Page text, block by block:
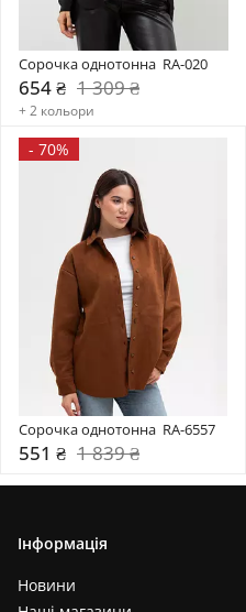
Сорочка однотонна  RA-020
654 ₴ 1 309 ₴
+ 2 кольори
- 70%
Сорочка однотонна  RA-6557
551 ₴ 1 839 ₴
Інформація
Новини